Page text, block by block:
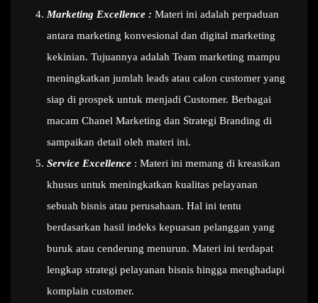
Marketing Excellence : Materi ini adalah perpaduan
antara marketing konvesional dan digital marketing
kekinian. Tujuannya adalah Team marketing mampu
meningkatkan jumlah leads atau calon customer yang
siap di prospek untuk menjadi Customer. Berbagai
macam Chanel Marketing dan Strategi Branding di
sampaikan detail oleh materi ini.
Service Excellence : Materi ini memang di kreasikan
khusus untuk meningkatkan kualitas pelayanan
sebuah bisnis atau perusahaan. Hal ini tentu
berdasarkan hasil indeks kepuasan pelanggan yang
buruk atau cenderung menurun. Materi ini terdapat
lengkap strategi pelayanan bisnis hingga menghadapi
komplain customer.